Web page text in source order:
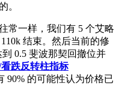
。
常一样，我们有 5 个艾略
结束。然后当前的修
0.5 斐波那契回撤位并
跌反转柱指标
90% 的可能性认为价格已